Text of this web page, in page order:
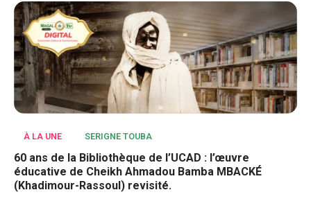
À LA UNE SERIGNE TOUBA
60 ans de la Bibliothèque de l’UCAD : l’œuvre
éducative de Cheikh Ahmadou Bamba MBACKÉ
(Khadimour-Rassoul) revisité.